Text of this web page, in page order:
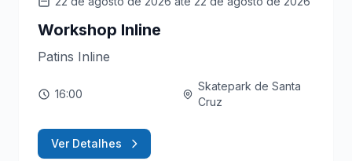
Workshop Inline
Patins Inline
16:00
Skatepark de Santa
Cruz
Ver Detalhes